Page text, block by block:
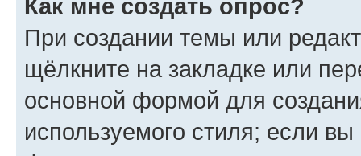
Как мне создать опрос?
При создании темы или
щёлкните на закладке или
основной формой для
используемого стиля; если